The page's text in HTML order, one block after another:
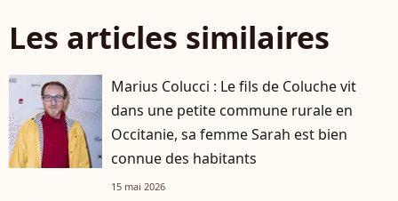
Les articles similaires
Marius Colucci : Le fils de Coluche vit
dans une petite commune rurale en
Occitanie, sa femme Sarah est bien
connue des habitants
15 mai 2026